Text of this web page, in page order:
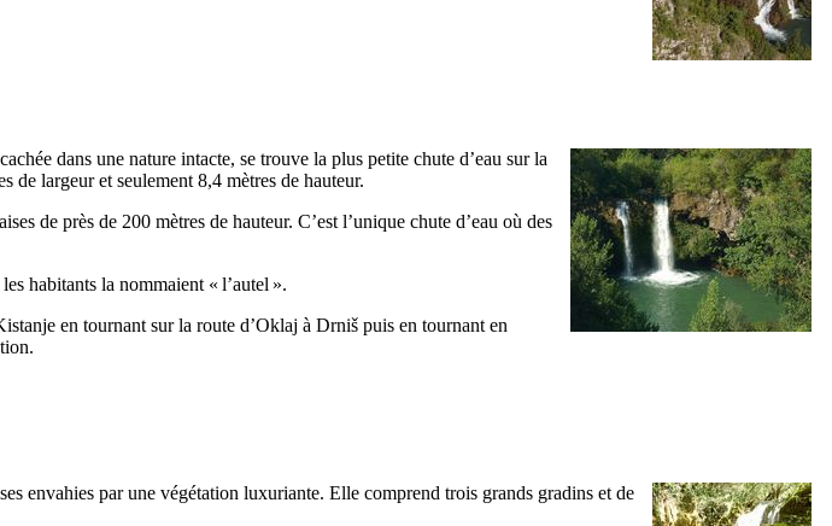
dans une nature intacte, se trouve la plus petite chute d’eau sur la
de largeur et seulement 8,4 mètres de hauteur.
de près de 200 mètres de hauteur. C’est l’unique chute d’eau où des
habitants la nommaient « l’autel ».
en tournant sur la route d’Oklaj à Drniš puis en tournant en
envahies par une végétation luxuriante. Elle comprend trois grands gradins et de